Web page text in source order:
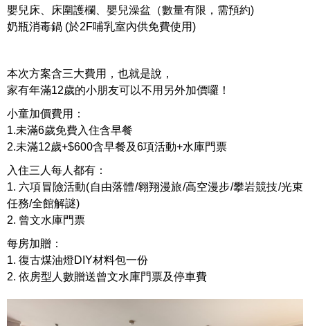
嬰兒床、床圍護欄、嬰兒澡盆（數量有限，需預約)
奶瓶消毒鍋 (於2F哺乳室內供免費使用)
本次方案含三大費用，也就是說，
家有年滿12歲的小朋友可以不用另外加價囉！
小童加價費用：
1.未滿6歲免費入住含早餐
2.未滿12歲+$600含早餐及6項活動+水庫門票
入住三人每人都有：
1. 六項冒險活動(自由落體/翱翔漫旅/高空漫步/攀岩競技/光束
任務/全館解謎)
2. 曾文水庫門票
每房加贈：
1. 復古煤油燈DIY材料包一份
2. 依房型人數贈送曾文水庫門票及停車費